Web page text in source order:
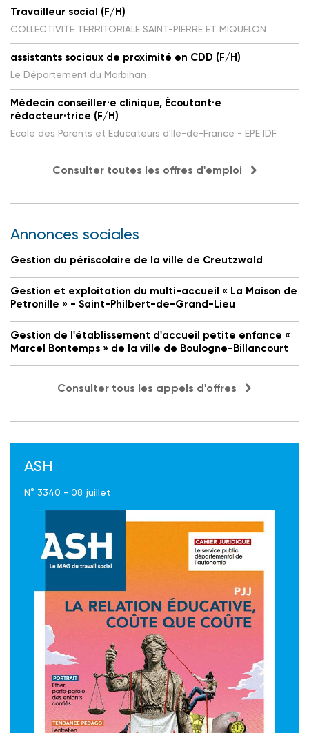
Travailleur social (F/H)
COLLECTIVITE TERRITORIALE SAINT-PIERRE ET MIQUELON
assistants sociaux de proximité en CDD (F/H)
Le Département du Morbihan
Médecin conseiller·e clinique, Écoutant·e
rédacteur·trice (F/H)
Ecole des Parents et Educateurs d'Ile-de-France - EPE IDF
Consulter toutes les offres d'emploi
Annonces sociales
Gestion du périscolaire de la ville de Creutzwald
Gestion et exploitation du multi-accueil « La Maison de
Petronille » - Saint-Philbert-de-Grand-Lieu
Gestion de l'établissement d'accueil petite enfance «
Marcel Bontemps » de la ville de Boulogne-Billancourt
Consulter tous les appels d'offres
ASH
N° 3340 - 08 juillet